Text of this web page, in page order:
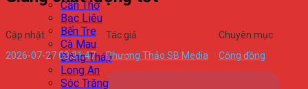
Cần Thơ
Bạc Liêu
Bến Tre
Cà Mau
Đồng Tháp
Long An
Sóc Trăng
Cập nhật
2026-07-27 03:31:47
Tác giả
Phương Thảo SB Media
Chuyên mục
Cộng đồng